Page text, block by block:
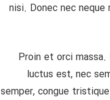
nisi. Donec nec
Proin et orci
luctus est, nec
semper, congue